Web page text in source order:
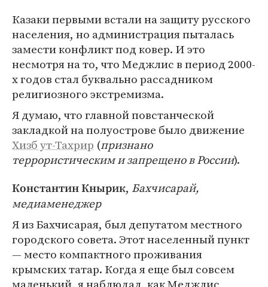
Казаки первыми встали на защиту русского
населения, но администрация пыталась
замести конфликт под ковер. И это
несмотря на то, что Меджлис в период 2000-
х годов стал буквально рассадником
религиозного экстремизма.
Я думаю, что главной повстанческой
закладкой на полуострове было движение
Хизб ут-Тахрир (признано
террористическим и запрещено в России).
Константин Кнырик, Бахчисарай,
медиаменеджер
Я из Бахчисарая, был депутатом местного
городского совета. Этот населенный пункт
— место компактного проживания
крымских татар. Когда я еще был совсем